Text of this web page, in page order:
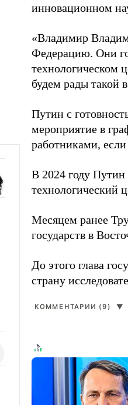
инновационном
«Владимир
Федерацию. Они
технологическом
будем рады такой
Путин с
мероприятие в
работниками,
В 2024 году Путин
технологический
Месяцем ранее
государств в
До этого глава
страну
КОММЕНТАРИИ (9) ▼